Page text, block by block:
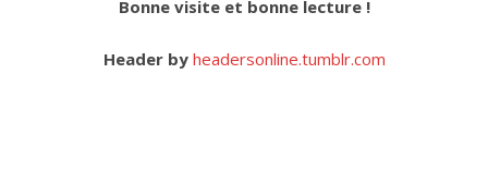
Bonne visite et bonne lecture !
Header by headersonline.tumblr.com